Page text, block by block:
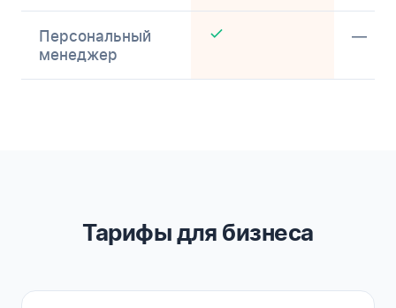
Персональный
менеджер
—
Тарифы для бизнеса